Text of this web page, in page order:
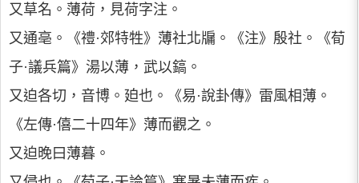
又草名。薄荷，見荷字注。
又通亳。《禮·郊特牲》薄社北牖。《注》殷社。《荀
子·議兵篇》湯以薄，武以鎬。
又迫各切，音博。廹也。《易·說卦傳》雷風相薄。
《左傳·僖二十四年》薄而觀之。
又迫晚曰薄暮。